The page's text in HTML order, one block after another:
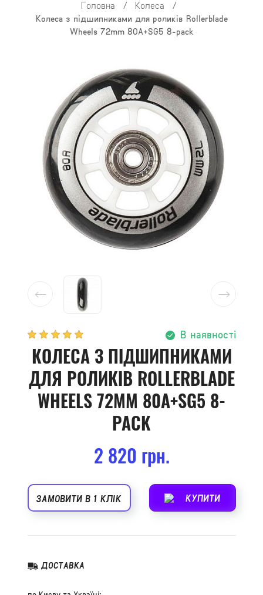
Головна / Колеса /
Колеса з підшипниками для роликів Rollerblade
Wheels 72mm 80A+SG5 8-pack
В наявності
КОЛЕСА З ПІДШИПНИКАМИ
ДЛЯ РОЛИКІВ ROLLERBLADE
WHEELS 72MM 80A+SG5 8-
PACK
2 820 грн.
КУПИТИ
ЗАМОВИТИ В 1 КЛІК
ДОСТАВКА